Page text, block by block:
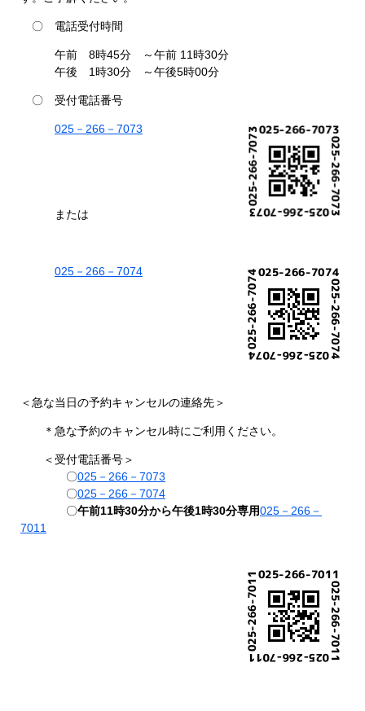
〇 電話受付時間
午前 8時45分 ～午前 11時30分
午後 1時30分 ～午後5時00分
〇 受付電話番号
025－266－7073
または
025－266－7074
＜急な当日の予約キャンセルの連絡先＞
＊急な予約のキャンセル時にご利用ください。
＜受付電話番号＞
〇025－266－7073
〇025－266－7074
〇午前11時30分から午後1時30分専用025－266－
7011